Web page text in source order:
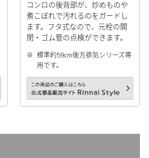
コンロの後背部が、炒めものや
煮こぼれで汚れるのをガードし
ます。フタ式なので、元栓の開
閉・ゴム管の点検ができます。
※ 標準約59cm後方排気シリーズ専
用です。